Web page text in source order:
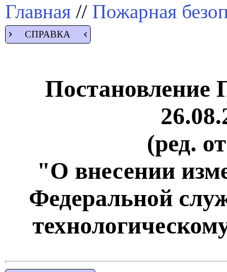
Главная // Пожарная
СПРАВКА
Постановление
(ред.
"О внесении
Федеральной